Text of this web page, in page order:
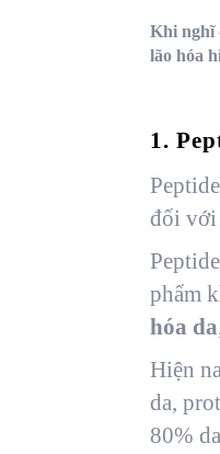
Khi nghĩ
lão hóa
1.
đối với
phẩm
hóa da
Hiện
da,
80%